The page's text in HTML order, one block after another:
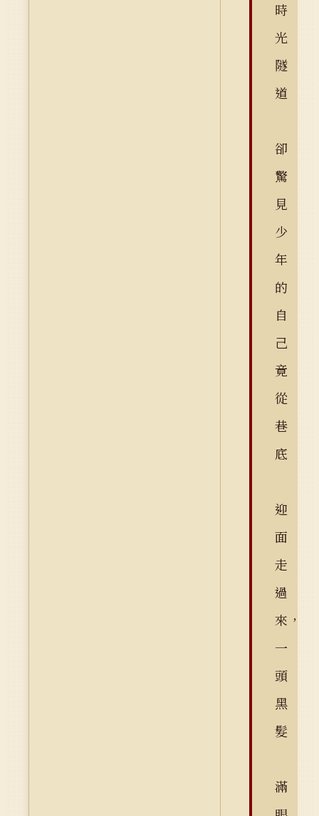
時
光
隧
道
卻
驚
見
少
年
的
自
己
竟
從
巷
底
迎
面
走
過
來，
一
頭
黑
髮
滿